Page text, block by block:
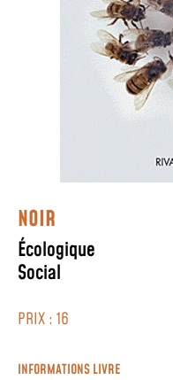
NOIR
Écologique
Social
PRIX : 16
INFORMATIONS LIVRE